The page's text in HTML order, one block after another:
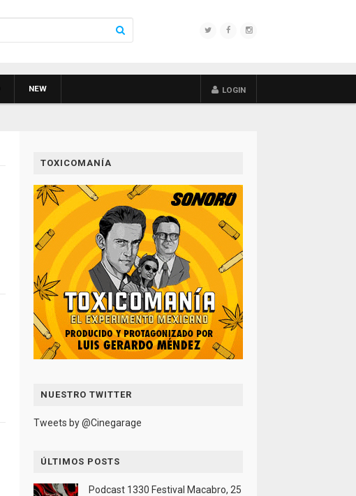
NEW LOGIN
TOXICOMANÍA
NUESTRO TWITTER
Tweets by @Cinegarage
ÚLTIMOS POSTS
Podcast 1330 Festival Macabro, 25